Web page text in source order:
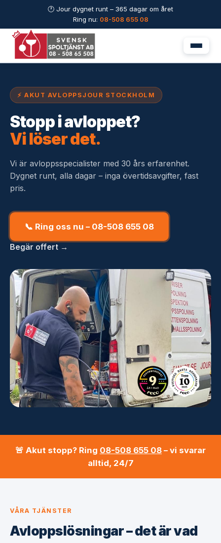
🕐 Jour dygnet runt – 365 dagar om året
Ring nu: 08-508 655 08
⚡ AKUT AVLOPPSJOUR STOCKHOLM
Stopp i avloppet?
Vi löser det.
Vi är avloppsspecialister med 30 års erfarenhet.
Dygnet runt, alla dagar – inga övertidsavgifter, fast
pris.
📞 Ring oss nu – 08-508 655 08
Begär offert →
🚨 Akut stopp? Ring 08-508 655 08 – vi svarar
alltid, 24/7
VÅRA TJÄNSTER
Avloppslösningar – det är vad